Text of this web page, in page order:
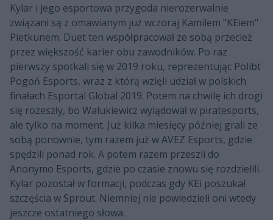
Kylar i jego esportowa przygoda nierozerwalnie
związani są z omawianym już wczoraj Kamilem "KEiem"
Pietkunem. Duet ten współpracował ze sobą przecież
przez większość karier obu zawodników. Po raz
pierwszy spotkali się w 2019 roku, reprezentując Polibt
Pogoń Esports, wraz z którą wzięli udział w polskich
finałach Esportal Global 2019. Potem na chwilę ich drogi
się rozeszły, bo Walukiewicz wylądował w piratesports,
ale tylko na moment. Już kilka miesięcy później grali ze
sobą ponownie, tym razem już w AVEZ Esports, gdzie
spędzili ponad rok. A potem razem przeszli do
Anonymo Esports, gdzie po czasie znowu się rozdzielili.
Kylar pozostał w formacji, podczas gdy KEi poszukał
szczęścia w Sprout. Niemniej nie powiedzieli oni wtedy
jeszcze ostatniego słowa.